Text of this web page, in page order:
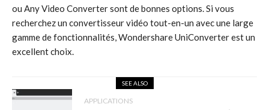
ou Any Video Converter sont de bonnes options. Si vous
recherchez un convertisseur vidéo tout-en-un avec une large
gamme de fonctionnalités, Wondershare UniConverter est un
excellent choix.
SEE ALSO
APPLICATIONS